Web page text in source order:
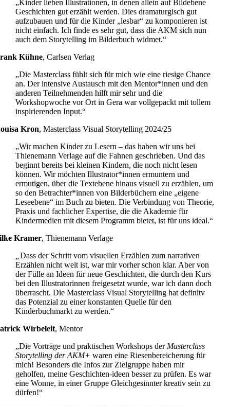
„Kinder lieben Illustrationen, in denen allein auf Bildebene
Geschichten gut erzählt werden. Dies dramaturgisch gut
aufzubauen und für die Kinder „lesbar“ zu komponieren ist
nicht einfach. Ich finde es sehr gut, dass die AKM sich nun
auch dem Storytelling im Bilderbuch widmet.“
Kühne,Carlsen Verlag
„Die Masterclass fühlt sich für mich wie eine riesige Chance
an. Der intensive Austausch mit den Mentor*innen und den
anderen Teilnehmenden hilft mir sehr und die
Workshopwoche vor Ort in Gera war vollgepackt mit tollem
inspirierenden Input.“
Kron,Masterclass Visual Storytelling 2024/25
„Wir machen Kinder zu Lesern – das haben wir uns bei
Thienemann Verlage auf die Fahnen geschrieben. Und das
beginnt bereits bei kleinen Kindern, die noch nicht lesen
können. Wir möchten Illustrator*innen ermuntern und
ermutigen, über die Textebene hinaus visuell zu erzählen, um
so den Betrachter*innen von Bilderbüchern eine „eigene
Leseebene“ im Buch zu bieten. Die Verbindung von Theorie,
Praxis und fachlicher Expertise, die die Akademie für
Kindermedien mit diesem Programm bietet, ist für uns ideal.“
Kramer,Thienemann Verlage
„Dass der Schritt vom visuellen Erzählen zum narrativen
Erzählen nicht weit ist, war mir vorher schon klar. Aber von
der Fülle an Ideen für neue Geschichten, die durch den Kurs
bei den Illustratorinnen freigesetzt wurde, war ich dann doch
überrascht. Die Masterclass Visual Storytelling hat definitv
das Potenzial zu einer konstanten Quelle für den
Kinderbuchmarkt zu werden.“
Wirbeleit,Mentor
„Die Vorträge und praktischen Workshops der Masterclass
Storytelling der AKM+ waren eine Riesenbereicherung für
mich! Besonders die Infos zur Zielgruppe haben mir
geholfen, meine Geschichten-ideen besser zu prüfen. Es war
eine Wonne, in einer Gruppe Gleichgesinnter kreativ sein zu
dürfen!“